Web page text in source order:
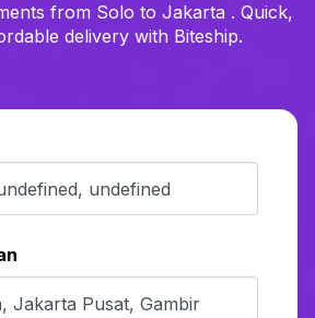
from Solo to Jakarta . Quick,
delivery with Biteship.